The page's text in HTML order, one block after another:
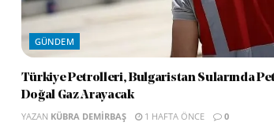
GÜNDEM
Türkiye Petrolleri, Bulgaristan Sularında
Doğal Gaz Arayacak
YAZAN KÜBRA DEMIRBAŞ 1 HAFTA ÖNCE 0